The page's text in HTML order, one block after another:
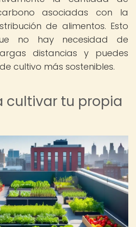
asociadas con la
de alimentos. Esto
no hay necesidad de
distancias y puedes
cultivo más sostenibles.
cultivar tu propia